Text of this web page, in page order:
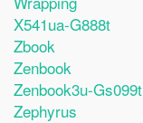
X541ua-G888t
Zbook
Zenbook
Zenbook3u-Gs099t
Zephyrus